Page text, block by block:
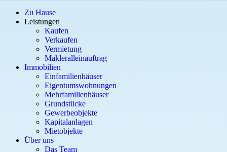
Zu Hause
Leistungen
Kaufen
Verkaufen
Vermietung
Makleralleinauftrag
Immobilien
Einfamilienhäuser
Eigentumswohnungen
Mehrfamilienhäuser
Grundstücke
Gewerbeobjekte
Kapitalanlagen
Mietobjekte
Über uns
Das Team